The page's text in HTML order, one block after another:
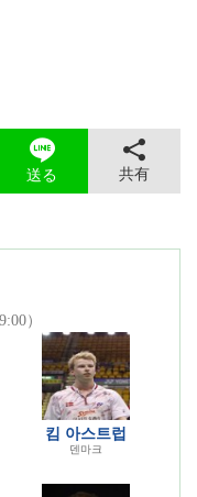
送る 共有
）
킴 아스트럽
덴마크